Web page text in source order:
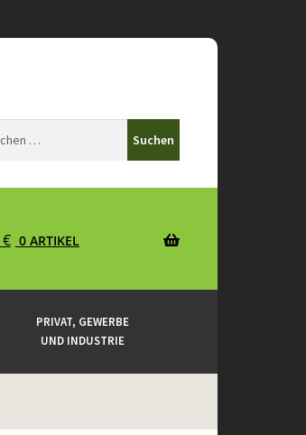
Suchen
€ 0 ARTIKEL
PRIVAT, GEWERBE
UND INDUSTRIE